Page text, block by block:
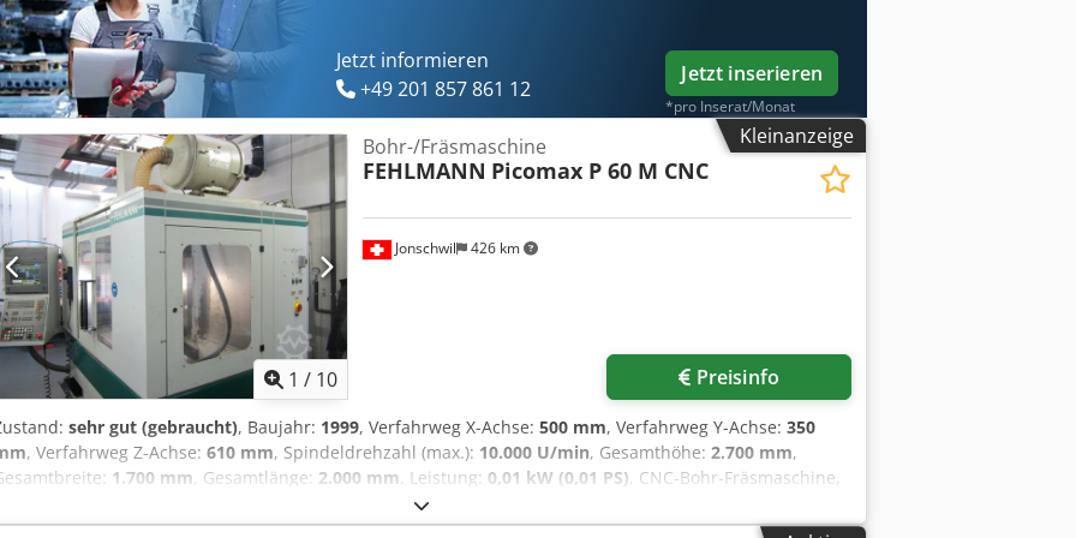
Jetzt informieren
+49 201 857 861 12
Jetzt inserieren
*pro Inserat/Monat
Kleinanzeige
1 / 10
Jonschwil 426 km
Bohr-/Fräsmaschine
FEHLMANN Picomax P 60 M CNC
Preisinfo
sehr gut (gebraucht), Baujahr: 1999, Verfahrweg X-Achse: 500 mm, Verfahrweg Y-Achse: 350
, Verfahrweg Z-Achse: 610 mm, Spindeldrehzahl (max.): 10.000 U/min, Gesamthöhe: 2.700 mm,
1.700 mm, Gesamtlänge: 2.000 mm, Leistung: 0,01 kW (0,01 PS), CNC-Bohr-Fräsmaschine,
mit Steuerung Heidenhain TNC 426, nur 8500 h Tischgrösse 380x920 mm, Verfahrwege X/Y/Z/W -
350/610 mm, max. Tischbelastung 250 kg, Spindeldrehzahlen stufenlos 50-10'000 U/Min.,